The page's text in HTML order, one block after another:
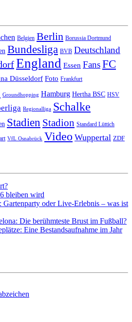
Belgien Berlin Borussia Dortmund
Bundesliga BVB Deutschland
England Essen FansFC
Düsseldorf Foto Frankfurt
Groundhopping Hamburg Hertha BSC HSV
Regionalliga Schalke
Stadien Stadion Standard Lüttich
VfL Osnabrück Video Wuppertal ZDF
bleiben wird
oder Live-Erlebnis – was ist
Die berühmteste Brust im Fußball?
Eine Bestandsaufnahme im Jahr